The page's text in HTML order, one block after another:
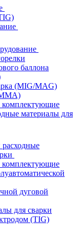
баллона
(MIG/MAG)
комплектующие
материалы для
дуговой
для сварки
(TIG)